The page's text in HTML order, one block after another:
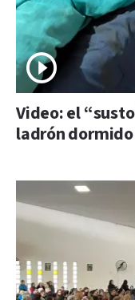
Video: el
ladrón dormido